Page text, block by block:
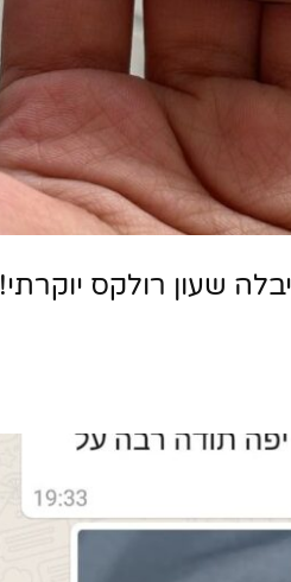
שעון רולקס יוקרתי!